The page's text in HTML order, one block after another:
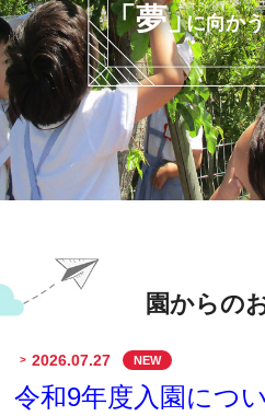
「夢」に向か
園からの
2026.07.27 NEW
令和9年度入園につ